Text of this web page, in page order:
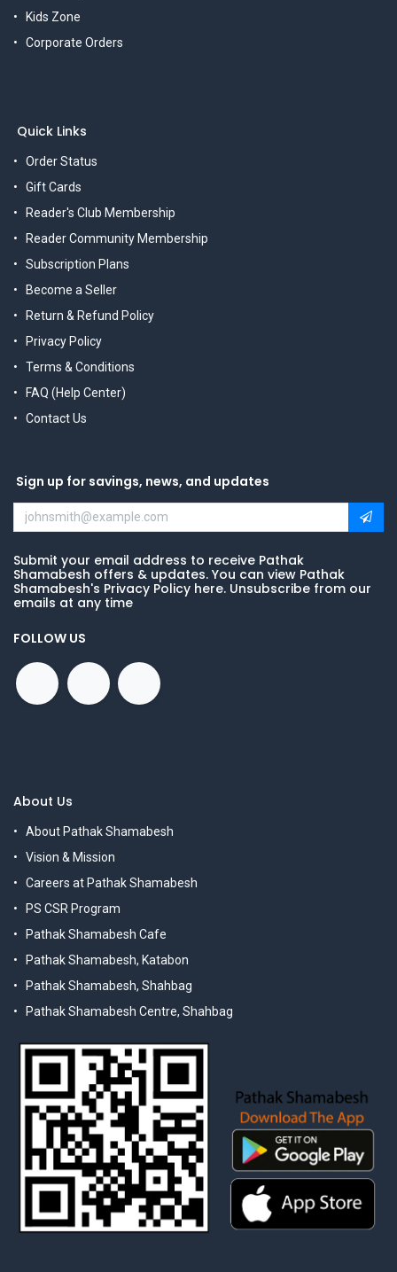
Kids Zone
Corporate Orders
Quick Links
Order Status
Gift Cards
Reader's Club Membership
Reader Community Membership
Subscription Plans
Become a Seller
Return & Refund Policy
Privacy Policy
Terms & Conditions
FAQ (Help Center)
Contact Us
Sign up for savings, news, and updates
Submit your email address to receive Pathak
Shamabesh offers & updates. You can view Pathak
Shamabesh's Privacy Policy here. Unsubscribe from our
emails at any time
FOLLOW US
About Us
About Pathak Shamabesh
Vision & Mission
Careers at Pathak Shamabesh
PS CSR Program
Pathak Shamabesh Cafe
Pathak Shamabesh, Katabon
Pathak Shamabesh, Shahbag
Pathak Shamabesh Centre, Shahbag